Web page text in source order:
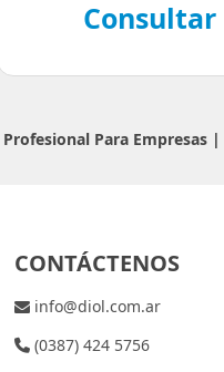
Consultar
Para Empresas |
CONTÁCTENOS
info@diol.com.ar
(0387) 424 5756